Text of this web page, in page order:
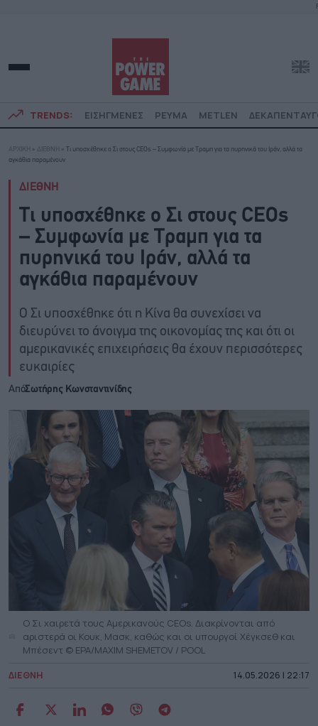
TRENDS: ΕΙΣΗΓΜΕΝΕΣ ΡΕΥΜΑ METLEN
ΑΡΧΙΚΗ » ΔΙΕΘΝΗ »
Τι υποσχέθηκε ο Σι στους CEOs – Συμφωνία με Τραμπ για τα πυρηνικά του Ιράν, αλλά τα
αγκάθια παραμένουν
ΔΙΕΘΝΗ
Τι υποσχέθηκε ο Σι στους CEOs
– Συμφωνία με Τραμπ για τα
πυρηνικά του Ιράν, αλλά τα
αγκάθια παραμένουν
Ο Σι υποσχέθηκε ότι η Κίνα θα συνεχίσει να
διευρύνει το άνοιγμα της οικονομίας της και ότι οι
αμερικανικές επιχειρήσεις θα έχουν περισσότερες
ευκαιρίες
ΑπόΣωτήρης Κωνσταντινίδης
Ο Σι χαιρετά τους Αμερικανούς CEOs. Διακρίνονται από
αριστερά οι Κουκ, Μασκ, καθώς και οι υπουργοί Χέγκσεθ και
Μπέσεντ © EPA/MAXIM SHEMETOV / POOL
ΔΙΕΘΝΗ 14.05.2026 | 22:17